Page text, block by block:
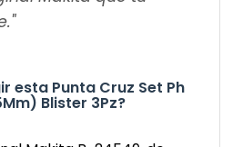
esta Punta Cruz Set Ph
Blister 3Pz?